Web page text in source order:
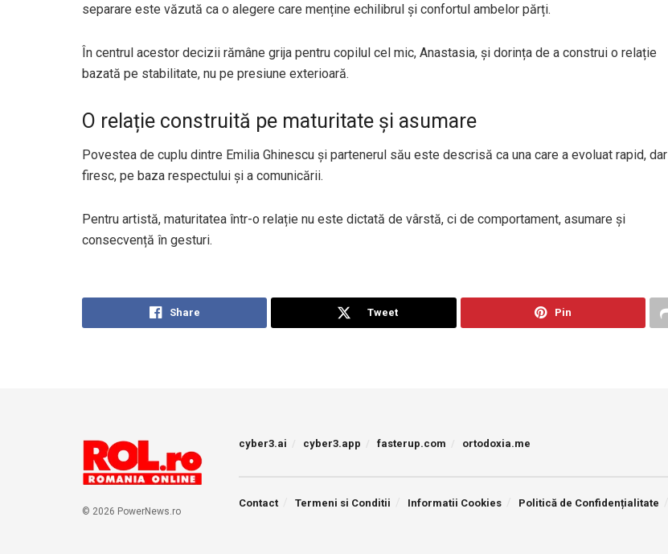
separare este văzută ca o alegere care menține echilibrul și confortul ambelor părți.
În centrul acestor decizii rămâne grija pentru copilul cel mic, Anastasia, și dorința de a construi o relație
bazată pe stabilitate, nu pe presiune exterioară.
O relație construită pe maturitate și asumare
Povestea de cuplu dintre Emilia Ghinescu și partenerul său este descrisă ca una care a evoluat rapid, dar
firesc, pe baza respectului și a comunicării.
Pentru artistă, maturitatea într-o relație nu este dictată de vârstă, ci de comportament, asumare și
consecvență în gesturi.
Share Tweet Pin
© 2026 PowerNews.ro
cyber3.ai cyber3.app fasterup.com ortodoxia.me
Contact Termeni si Conditii Informatii Cookies Politică de Confidențialitate